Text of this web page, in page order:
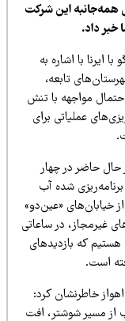
این شرکت
با اشاره به
تابعه،
مواجهه با تنش
عملیاتی برای
در چهار
شده آب
«عین‌دو»
در ساعاتی
که بازدیدهای
کرد:
شوشتر، افت